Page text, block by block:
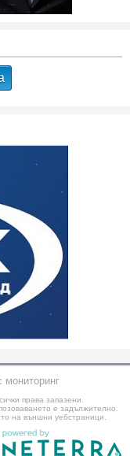
мониторинг
права запазени.
е задължително.
на външни уебстраници.